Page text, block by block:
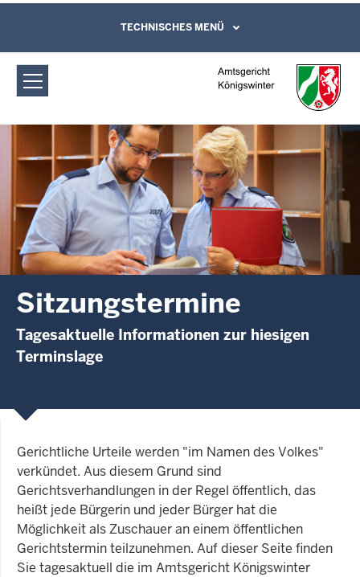
Amtsgericht Königswinter:
Sitzungstermine
Direkt zum Inhalt
Leichte Sprache, Gebärdensprachenvideo
und Kontaktformular
TECHNISCHES MENÜ
Sitzungstermine
Tagesaktuelle Informationen zur hiesigen
Terminslage
Gerichtliche Urteile werden "im Namen des Volkes"
verkündet. Aus diesem Grund sind
Gerichtsverhandlungen in der Regel öffentlich, das
heißt jede Bürgerin und jeder Bürger hat die
Möglichkeit als Zuschauer an einem öffentlichen
Gerichtstermin teilzunehmen. Auf dieser Seite finden
Sie tagesaktuell die im Amtsgericht Königswinter